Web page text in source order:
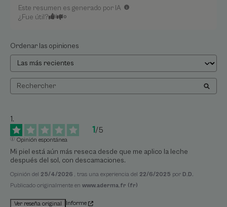
Este resumen es generado por IA
¿Fue útil? Sí No
Ordenar las opiniones
1/5
Opinión espontánea
Mi piel está aún más reseca desde que me aplico la leche
después del sol, con descamaciones.
Opinión del 25/4/2026 , tras una experiencia del 22/6/2025 por D.D.
Publicado originalmente en www.aderma.fr (fr)
Ver reseña original Informe